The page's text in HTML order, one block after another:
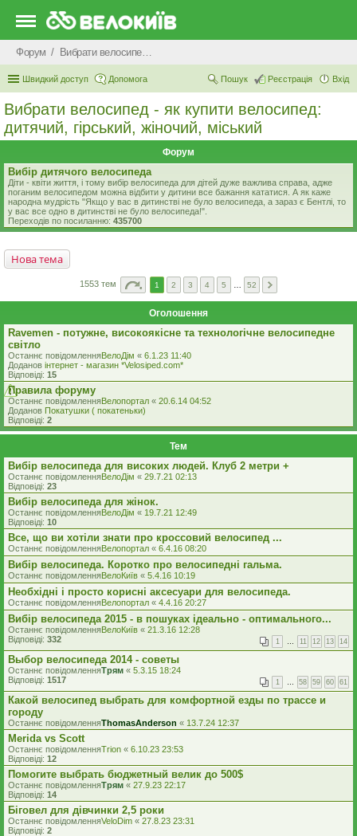
Форум Вибрати велосипед - як купити велосипед: дитячий, гірський, жіночий, міський
Швидкий доступ Допомога Вхід
Реєстрація
Пошук
Вибрати велосипед - як купити велосипед:
дитячий, гірський, жіночий, міський
Форум
Вибір дитячого велосипеда
Діти - квіти життя, і тому вибір велосипеда для дітей дуже важлива справа, адже
поганим велосипедом можна відбити у дитини все бажання кататися. А як каже
народна мудрість "Якщо у вас в дитинстві не було велосипеда, а зараз є Бентлі, то
у вас все одно в дитинстві не було велосипеда!".
Переходів по посиланню: 435700
Нова тема
1553 тем 1 2 3 4 5 52
Оголошення
Ravemen - потужне, високоякісне та технологічне велосипедне
світло
Останнє повідомленняВелоДім « 6.1.23 11:40
Доданов iнтернет - магазин *Velosiped.com*
Відповіді: 15
Правила форуму
Останнє повідомленняВелопортал « 20.6.14 04:52
Доданов Покатушки ( покатеньки)
Відповіді: 2
Тем
Вибір велосипеда для високих людей. Клуб 2 метри +
Останнє повідомленняВелоДім « 29.7.21 02:13
Відповіді: 23
Вибір велосипеда для жінок.
Останнє повідомленняВелоДім « 19.7.21 12:49
Відповіді: 10
Все, що ви хотіли знати про кроссовий велосипед ...
Останнє повідомленняВелопортал « 6.4.16 08:20
Вибір велосипеда. Коротко про велосипедні гальма.
Останнє повідомленняВелоКиїв « 5.4.16 10:19
Необхідні і просто корисні аксесуари для велосипеда.
Останнє повідомленняВелопортал « 4.4.16 20:27
Вибiр велосипеда 2015 - в пошуках iдеально - оптимального...
Останнє повідомленняВелоКиїв « 21.3.16 12:28
Відповіді: 332 1 … 11 12 13 14
Выбор велосипеда 2014 - советы
Останнє повідомленняТрям « 5.3.15 18:24
Відповіді: 1517 1 … 58 59 60 61
Какой велосипед выбрать для комфортной езды по трассе и
городу
Останнє повідомленняThomasAnderson « 13.7.24 12:37
Merida vs Scott
Останнє повідомленняTrion « 6.10.23 23:53
Відповіді: 12
Помогите выбрать бюджетный велик до 500$
Останнє повідомленняТрям « 27.9.23 22:17
Відповіді: 14
Біговел для дівчинки 2,5 роки
Останнє повідомленняVeloDim « 27.8.23 23:31
Відповіді: 2